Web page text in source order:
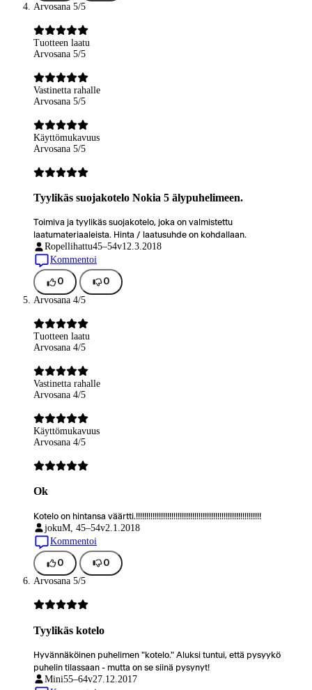
Arvosana 5/5
Tuotteen laatu
Arvosana 5/5
Vastinetta rahalle
Arvosana 5/5
Käyttömukavuus
Arvosana 5/5
Tyylikäs suojakotelo Nokia 5 älypuhelimeen.
Toimiva ja tyylikäs suojakotelo, joka on valmistettu
laatumateriaaleista. Hinta / laatusuhde on kohdallaan.
Ropellihattu45–54v12.3.2018
Kommentoi
0 0
Arvosana 4/5
Tuotteen laatu
Arvosana 4/5
Vastinetta rahalle
Arvosana 4/5
Käyttömukavuus
Arvosana 4/5
Ok
Kotelo on hintansa väärtti.!!!!!!!!!!!!!!!!!!!!!!!!!!!!!!!!!!!!!!!!!!!!!!!!!!!!!!!!!!!!
jokuM, 45–54v2.1.2018
Kommentoi
0 0
Arvosana 5/5
Tyylikäs kotelo
Hyvännäköinen puhelimen "kotelo." Aluksi tuntui, että pysyykö
puhelin tilassaan - mutta on se siinä pysynyt!
Mini55–64v27.12.2017